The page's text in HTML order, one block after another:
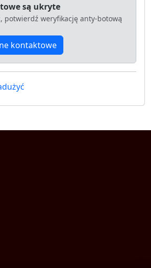
są ukryte
potwierdź weryfikację anty-botową
kontaktowe